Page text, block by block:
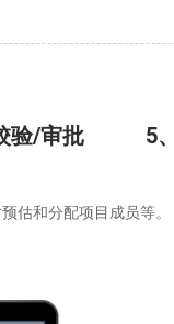
验/审批 5
估和分配项目成员等。